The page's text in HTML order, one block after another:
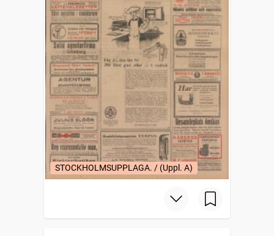
STOCKHOLMSUPPLAGA. / (Uppl. A)